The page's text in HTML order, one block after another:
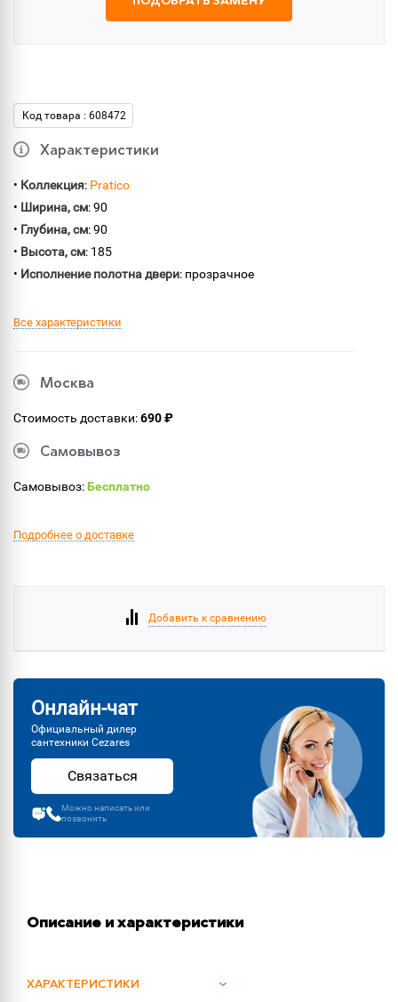
Код товара : 608472
Характеристики
• Коллекция: Pratico
• Ширина, см: 90
• Глубина, см: 90
• Высота, см: 185
• Исполнение полотна двери: прозрачное
Все характеристики
Москва
Стоимость доставки:690 ₽
Самовывоз
Самовывоз:Бесплатно
Подробнее о доставке
Добавить к сравнению
Онлайн-чат
Официальный дилер
сантехники Cezares
Связаться
Можно написать или
позвонить
Описание и характеристики
ХАРАКТЕРИСТИКИ